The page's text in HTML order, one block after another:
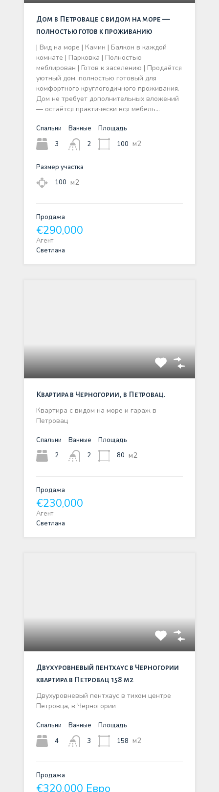
Дом в Петроваце с видом на море —
полностью готов к проживанию
| Вид на море | Камин | Балкон в каждой
комнате | Парковка | Полностью
меблирован | Готов к заселению | Продаётся
уютный дом, полностью готовый для
комфортного круглогодичного проживания.
Дом не требует дополнительных вложений
— остаётся практически вся мебель…
Спальни
3
Ванные
2
Площадь
100 м2
Размер участка
100 м2
Продажа
€290,000
Агент
Светлана
Квартира в Черногории, в Петровац.
Квартира с видом на море и гараж в
Петровац
Спальни
2
Ванные
2
Площадь
80 м2
Продажа
€230,000
Агент
Светлана
Двухуровневый пентхаус в Черногории
квартира в Петровац 158 м2
Двухуровневый пентхаус в тихом центре
Петровца, в Черногории
Спальни
4
Ванные
3
Площадь
158 м2
Продажа
€320,000 Евро